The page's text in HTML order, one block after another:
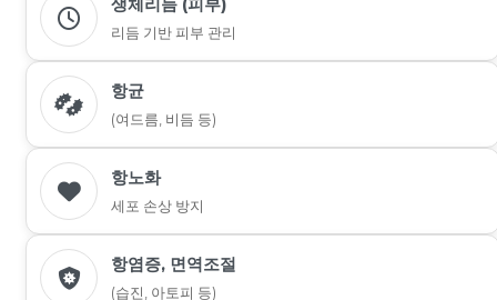
리듬 기반 피부 관리
항균
(여드름, 비듬 등)
항노화
세포 손상 방지
항염증, 면역조절
(습진, 아토피 등)